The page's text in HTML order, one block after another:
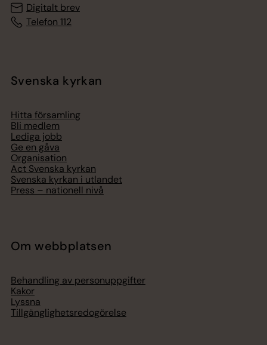
Digitalt brev
Telefon 112
Svenska kyrkan
Hitta församling
Bli medlem
Lediga jobb
Ge en gåva
Organisation
Act Svenska kyrkan
Svenska kyrkan i utlandet
Press – nationell nivå
Om webbplatsen
Behandling av personuppgifter
Kakor
Lyssna
Tillgänglighetsredogörelse